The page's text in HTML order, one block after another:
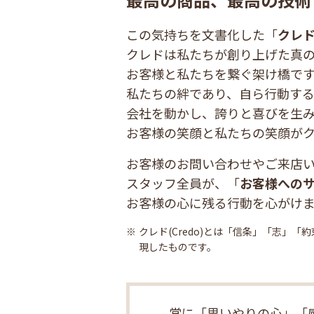
この気持ちを文書化した「クレ
クレドは私たちが創り上げた真
お客様と私たちを繋ぐ架け橋で
私たちの絆であり、自ら行動す
会社を動かし、誇りと喜びを生
お客様の笑顔と私たちの笑顔が
お客様のお問い合わせやご来店
スタッフ全員が、「お客様への
お客様の心に残る行動を心がけ
クレド(Credo)とは「信条」「志」「
現したものです。